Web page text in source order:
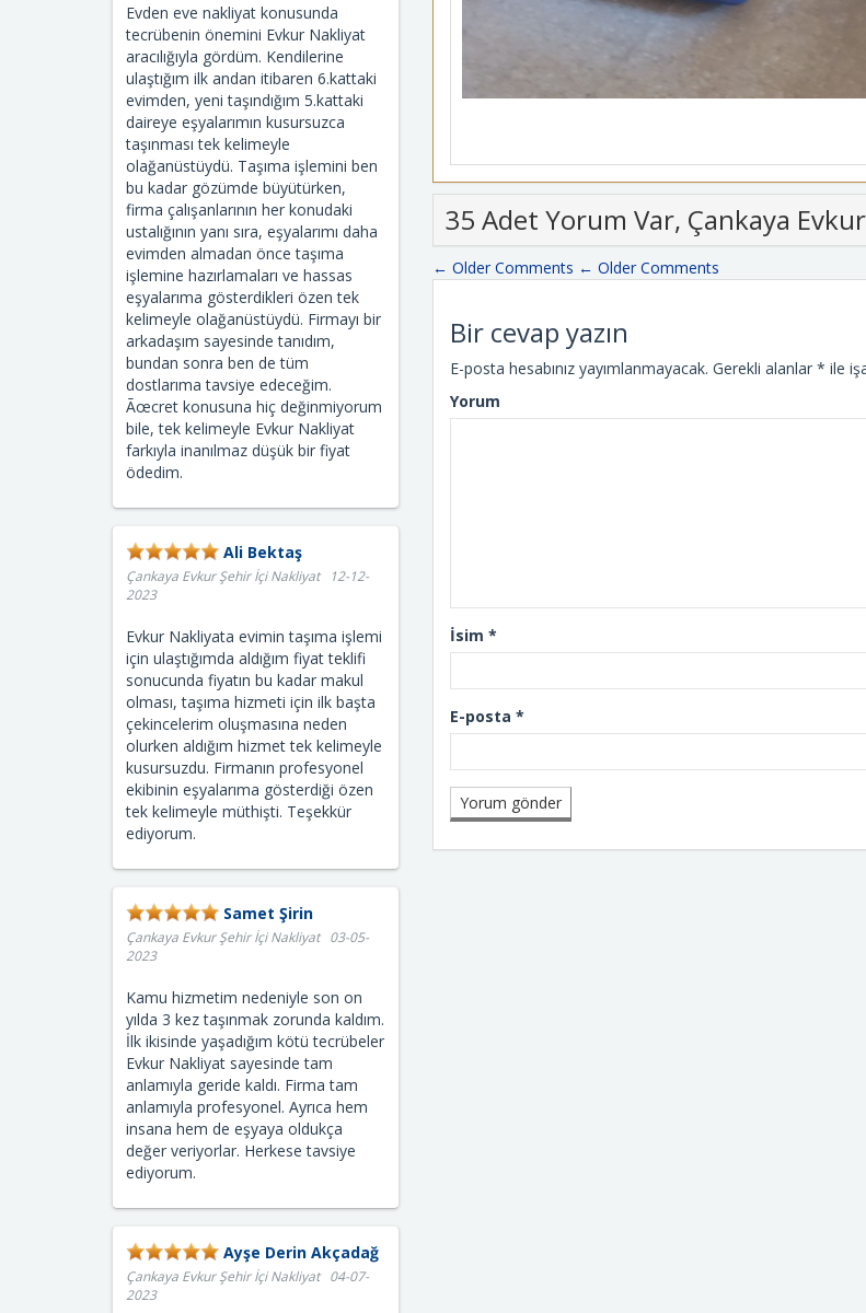
35 Adet Yorum Var, Çankaya
← Older Comments ← Older Comments
Bir cevap yazın
E-posta hesabınız yayımlanmayacak. Gerekli alanlar * ile
Yorum
İsim *
E-posta *
Evden eve nakliyat konusunda
tecrübenin önemini Evkur Nakliyat
aracılığıyla gördüm. Kendilerine
ulaştığım ilk andan itibaren 6.kattaki
evimden, yeni taşındığım 5.kattaki
daireye eşyalarımın kusursuzca
taşınması tek kelimeyle
olağanüstüydü. Taşıma işlemini ben
bu kadar gözümde büyütürken,
firma çalışanlarının her konudaki
ustalığının yanı sıra, eşyalarımı daha
evimden almadan önce taşıma
işlemine hazırlamaları ve hassas
eşyalarıma gösterdikleri özen tek
kelimeyle olağanüstüydü. Firmayı bir
arkadaşım sayesinde tanıdım,
bundan sonra ben de tüm
dostlarıma tavsiye edeceğim.
Ãœcret konusuna hiç değinmiyorum
bile, tek kelimeyle Evkur Nakliyat
farkıyla inanılmaz düşük bir fiyat
ödedim.
Ali Bektaş
Çankaya Evkur Şehir İçi Nakliyat 12-12-
2023
Evkur Nakliyata evimin taşıma işlemi
için ulaştığımda aldığım fiyat teklifi
sonucunda fiyatın bu kadar makul
olması, taşıma hizmeti için ilk başta
çekincelerim oluşmasına neden
olurken aldığım hizmet tek kelimeyle
kusursuzdu. Firmanın profesyonel
ekibinin eşyalarıma gösterdiği özen
tek kelimeyle müthişti. Teşekkür
ediyorum.
Samet Şirin
Çankaya Evkur Şehir İçi Nakliyat 03-05-
2023
Kamu hizmetim nedeniyle son on
yılda 3 kez taşınmak zorunda kaldım.
İlk ikisinde yaşadığım kötü tecrübeler
Evkur Nakliyat sayesinde tam
anlamıyla geride kaldı. Firma tam
anlamıyla profesyonel. Ayrıca hem
insana hem de eşyaya oldukça
değer veriyorlar. Herkese tavsiye
ediyorum.
Ayşe Derin Akçadağ
Çankaya Evkur Şehir İçi Nakliyat 04-07-
2023